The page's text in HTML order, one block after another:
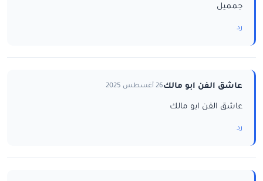
جمميل
رد
عاشق الفن ابو مالك26 أغسطس 2025
عاشق الفن ابو مالك
رد